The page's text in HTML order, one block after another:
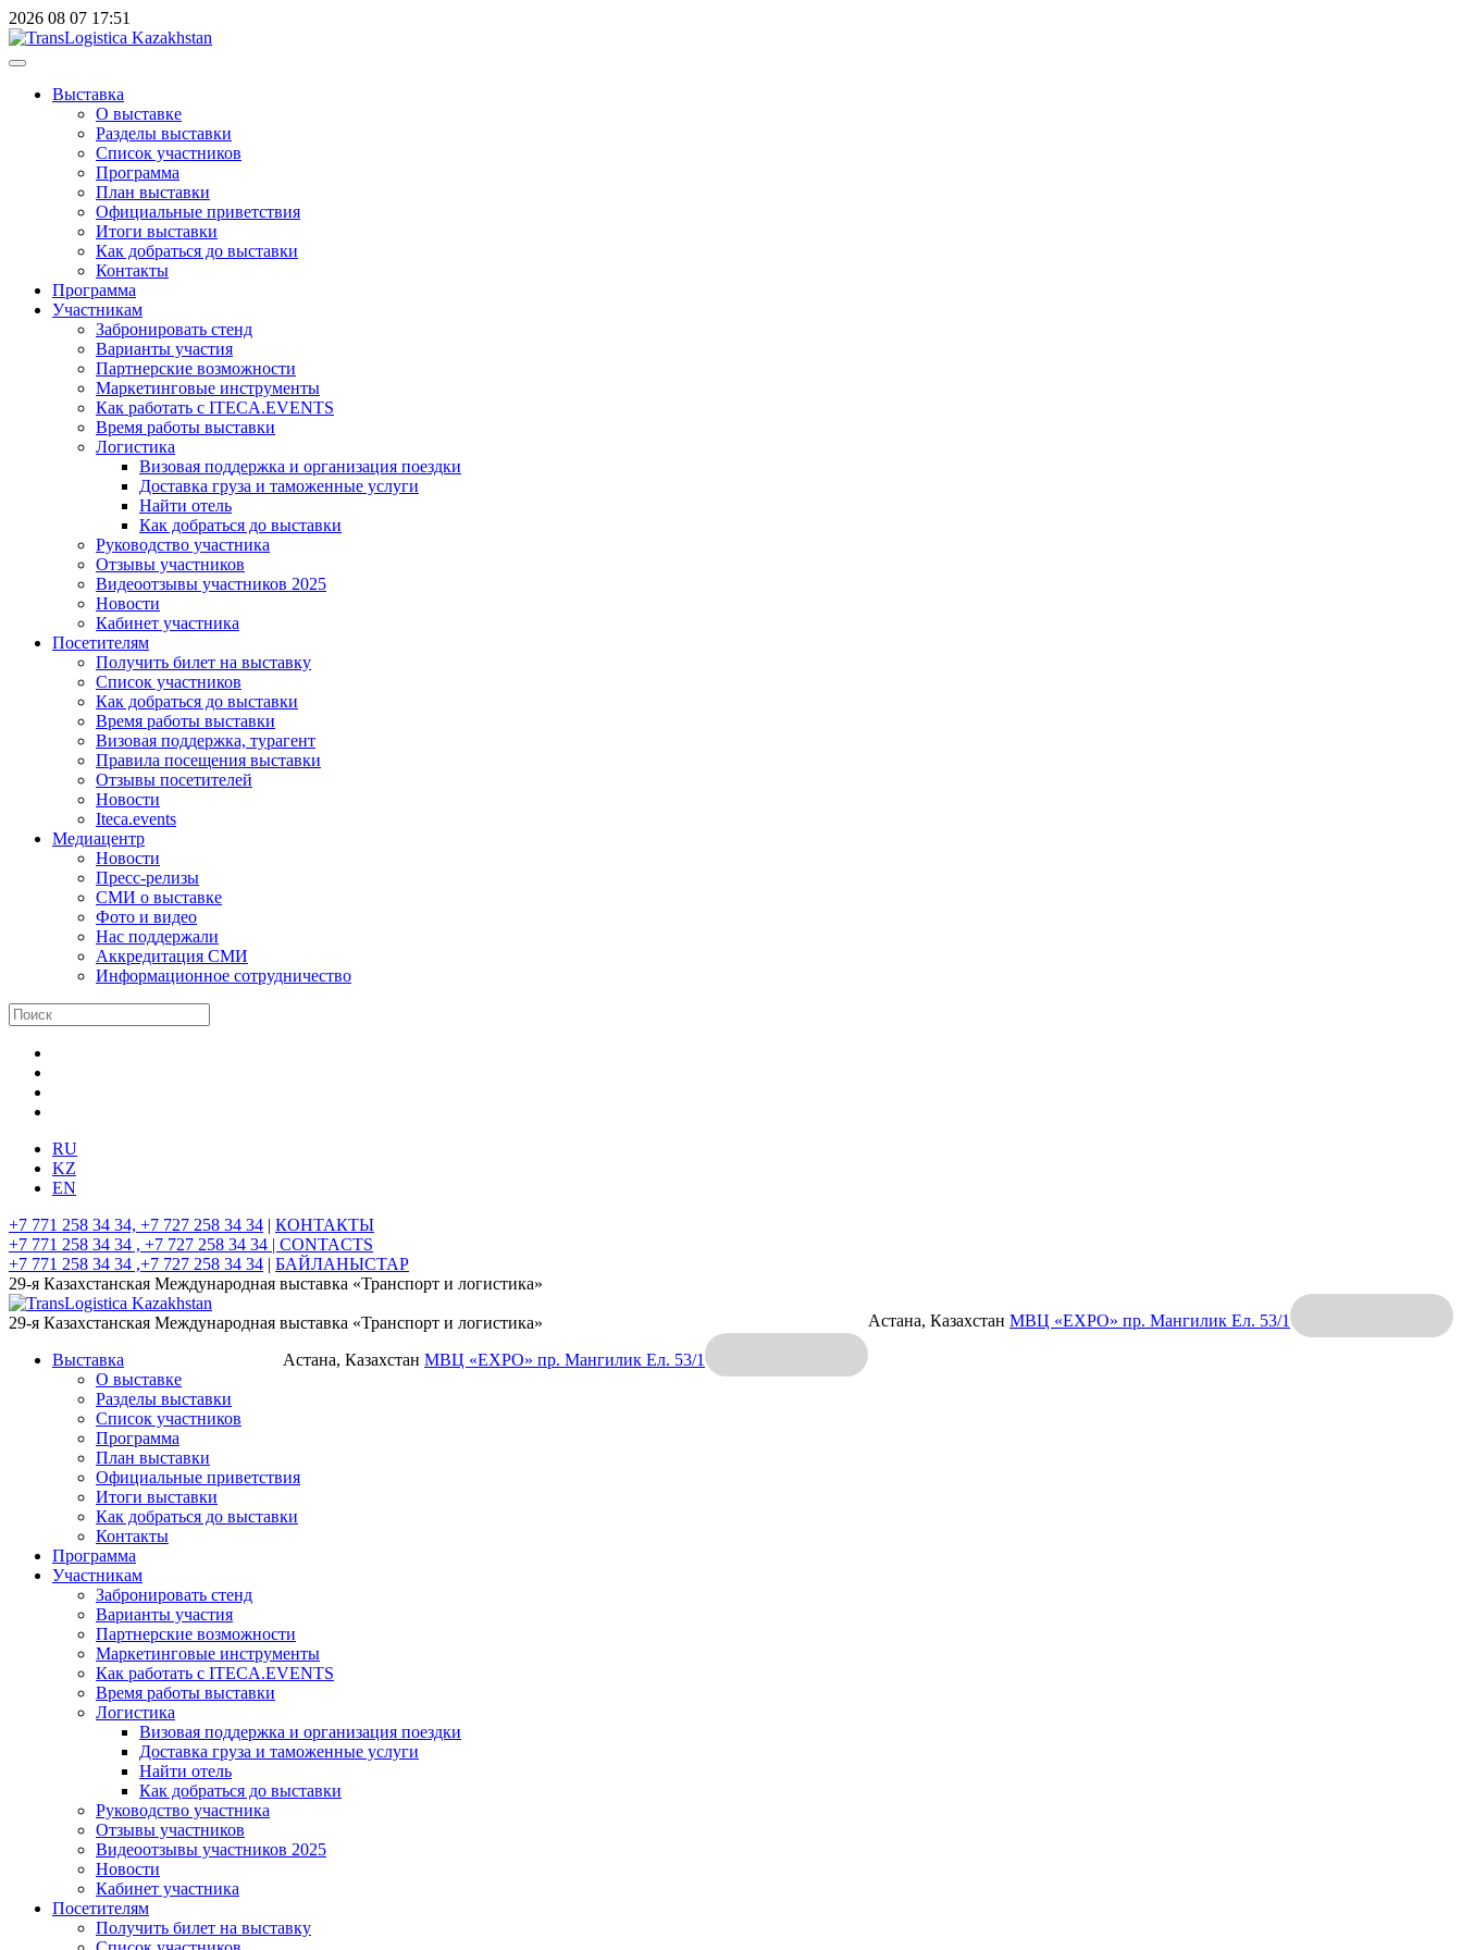
2026 08 07 17:51
Выставка
О выставке
Разделы выставки
Список участников
Программа
План выставки
Официальные приветствия
Итоги выставки
Как добраться до выставки
Контакты
Программа
Участникам
Забронировать стенд
Варианты участия
Партнерские возможности
Маркетинговые инструменты
Как работать с ITECA.EVENTS
Время работы выставки
Логистика
Визовая поддержка и организация поездки
Доставка груза и таможенные услуги
Найти отель
Как добраться до выставки
Руководство участника
Отзывы участников
Видеоотзывы участников 2025
Новости
Кабинет участника
Посетителям
Получить билет на выставку
Список участников
Как добраться до выставки
Время работы выставки
Визовая поддержка, турагент
Правила посещения выставки
Отзывы посетителей
Новости
Iteca.events
Медиацентр
Новости
Пресс-релизы
СМИ о выставке
Фото и видео
Нас поддержали
Аккредитация СМИ
Информационное сотрудничество
RU
KZ
EN
+7 771 258 34 34, +7 727 258 34 34 | КОНТАКТЫ
+7 771 258 34 34 , +7 727 258 34 34 | CONTACTS
+7 771 258 34 34 ,+7 727 258 34 34 | БАЙЛАНЫСТАР
29-я Казахстанская Международная выставка «Транспорт и логистика»
Астана, Казахстан МВЦ «EXPO» пр. Мангилик Ел. 53/1
29-я Казахстанская Международная выставка «Транспорт и логистика»
Астана, Казахстан МВЦ «EXPO» пр. Мангилик Ел. 53/1
Выставка
О выставке
Разделы выставки
Список участников
Программа
План выставки
Официальные приветствия
Итоги выставки
Как добраться до выставки
Контакты
Программа
Участникам
Забронировать стенд
Варианты участия
Партнерские возможности
Маркетинговые инструменты
Как работать с ITECA.EVENTS
Время работы выставки
Логистика
Визовая поддержка и организация поездки
Доставка груза и таможенные услуги
Найти отель
Как добраться до выставки
Руководство участника
Отзывы участников
Видеоотзывы участников 2025
Новости
Кабинет участника
Посетителям
Получить билет на выставку